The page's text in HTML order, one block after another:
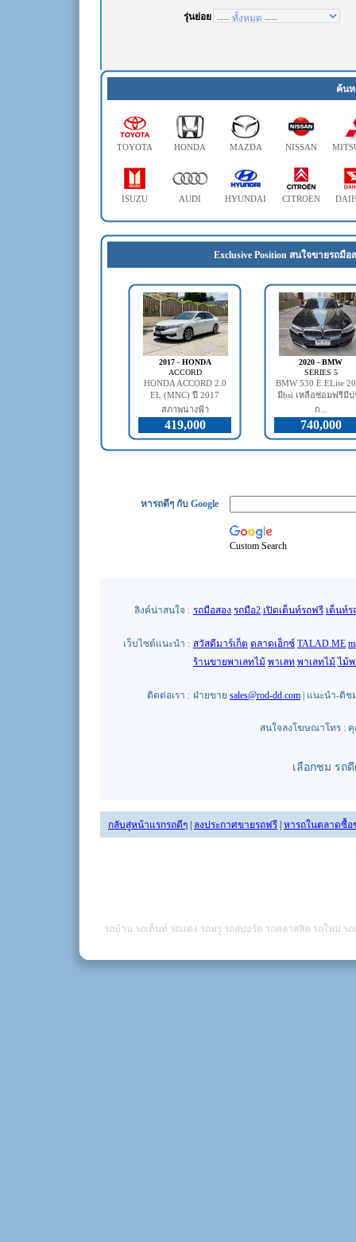
ค้น
TOYOTA HONDA MAZDA NISSAN
ISUZU AUDI HYUNDAI CITROEN
Exclusive Position สนใจขายรถมื
2017 - HONDA
ACCORD
HONDA ACCORD 2.0
EL (MNC) ปี 2017
สภาพนางฟ้า
419,000
2020 - BMW
SERIES 5
BMW 530 E ELite
มีbsi เหลือซ่อมฟรีมีป
ก...
740,000
หารถดีๆ กับ Google
Custom Search
ลิงค์น่าสนใจ : รถมือสอง รถมือ2 เปิดเต็นท์รถฟรี เต็นท์ร
เว็บไซต์แนะนำ : สวัสดีมาร์เก็ต ตลาดเอ็กซ์ TALAD.ME
ร้านขายพาเลทไม้ พาเลท พาเลทไม้ ไม้พ
ติดต่อเรา : ฝ่ายขาย sales@rod-dd.com | แนะนำ-ติ
สนใจลงโฆษณาโทร : คุ
เลือกชม รถ
กลับสู่หน้าแรกรถดีๆ ลงประกาศขายรถฟรี หารถในตลาดซื้อ
รถบ้าน รถเต็นท์ รถแต่ง รถหรู รถสปอร์ต รถคลาสสิค รถใหม่ รถ